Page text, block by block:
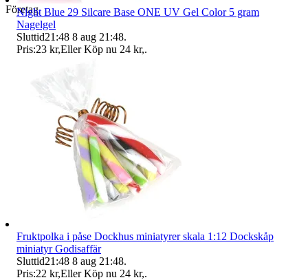
Företag
Night Blue 29 Silcare Base ONE UV Gel Color 5 gram
Nagelgel
Sluttid21:48 8 aug 21:48.
Pris:23 kr,Eller Köp nu 24 kr,.
Fruktpolka i påse Dockhus miniatyrer skala 1:12 Dockskåp
miniatyr Godisaffär
Sluttid21:48 8 aug 21:48.
Pris:22 kr,Eller Köp nu 24 kr,.